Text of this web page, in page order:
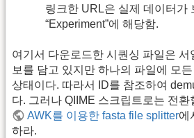
링크한 URL은 실제 데이터가
“Experiment”에 해당함.
여기서 다운로드한 시퀀싱 파일은 서
보를 담고 있지만 하나의 파일에 모
상태이다. 따라서 ID를 참조하여
다. 그러나 QIIME 스크립트로는 전환
AWK를 이용한 fasta file splitter에
하라.